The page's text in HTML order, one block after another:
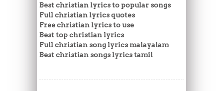
Best christian lyrics to popular songs
Full christian lyrics quotes
Free christian lyrics to use
Best top christian lyrics
Full christian song lyrics malayalam
Best christian songs lyrics tamil